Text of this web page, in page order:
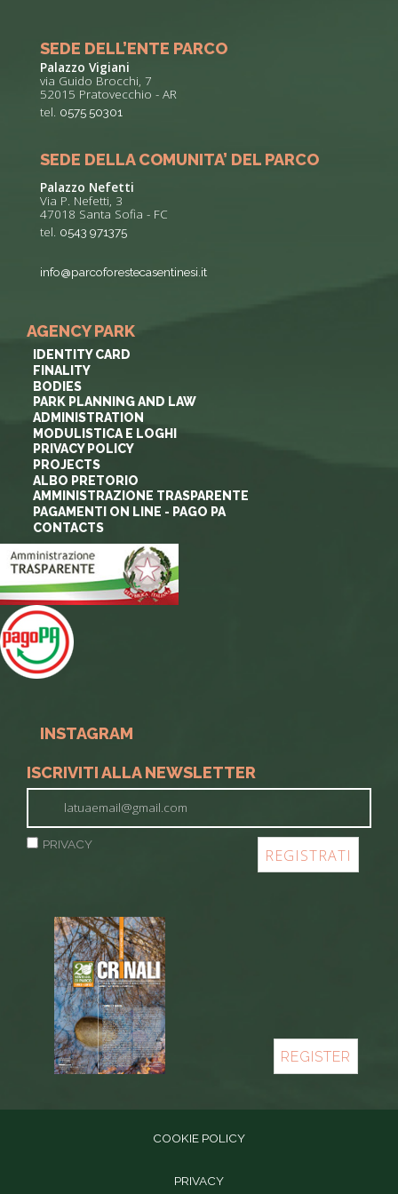
SEDE DELL’ENTE PARCO
Palazzo Vigiani
via Guido Brocchi, 7
52015 Pratovecchio - AR
tel. 0575 50301
SEDE DELLA COMUNITA’ DEL PARCO
Palazzo Nefetti
Via P. Nefetti, 3
47018 Santa Sofia - FC
tel. 0543 971375
info@parcoforestecasentinesi.it
AGENCY PARK
IDENTITY CARD
FINALITY
BODIES
PARK PLANNING AND LAW
ADMINISTRATION
MODULISTICA E LOGHI
PRIVACY POLICY
PROJECTS
ALBO PRETORIO
AMMINISTRAZIONE TRASPARENTE
PAGAMENTI ON LINE - PAGO PA
CONTACTS
INSTAGRAM
ISCRIVITI ALLA NEWSLETTER
PRIVACY
REGISTER
COOKIE POLICY
PRIVACY